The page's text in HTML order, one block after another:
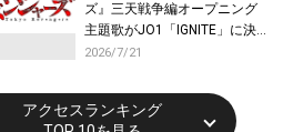
ズ』三天戦争編オープニング
主題歌がJO1「IGNITE」に決
定！メンバー全員から喜びと
トが到着！9月に東京・大阪で
先行上映会を開催！
2026/7/21
アクセスランキング